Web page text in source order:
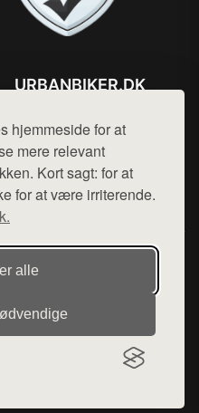
hjemmeside for at
mere relevant
Kort sagt: for at
for at være irriterende.
alle
URBANBIKER.DK
Mail: hej@want.dk
Cookie- og privatlivspolitik
udgiver en række
forskellige produkter fra
varer fra denne side - vi